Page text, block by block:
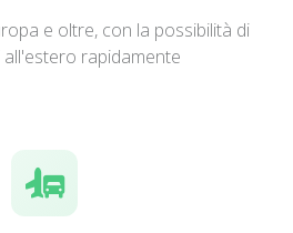
e oltre, con la possibilità di
all'estero rapidamente